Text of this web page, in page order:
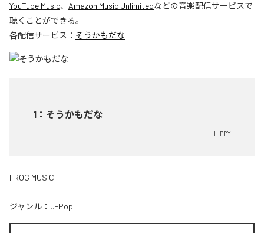
YouTube Music、 Amazon Music Unlimitedなどの音楽配信サービスで
聴くことができる。
各配信サービス： そうかもだな
1 ： そうかもだな
HIPPY
FROG MUSIC
ジャンル： J-Pop